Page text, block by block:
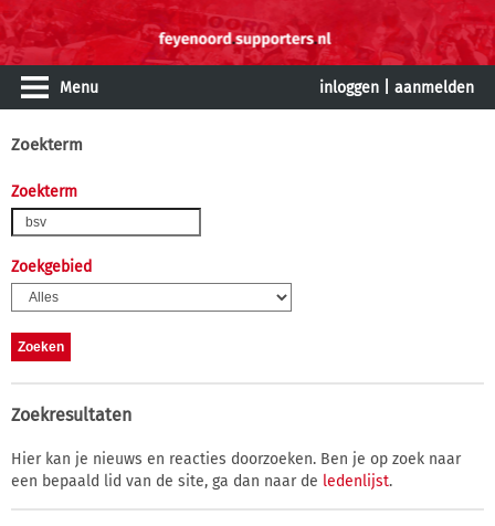
Menu inloggen aanmelden
Zoekterm
Zoekterm
Zoekgebied
Zoekresultaten
Hier kan je nieuws en reacties doorzoeken. Ben je op zoek naar
een bepaald lid van de site, ga dan naar de ledenlijst.